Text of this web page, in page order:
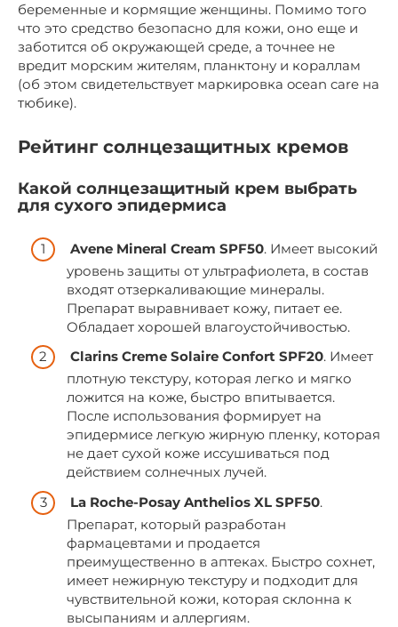
беременные и кормящие женщины. Помимо того
что это средство безопасно для кожи, оно еще и
заботится об окружающей среде, а точнее не
вредит морским жителям, планктону и кораллам
(об этом свидетельствует маркировка ocean care на
тюбике).
Рейтинг солнцезащитных кремов
Какой солнцезащитный крем выбрать
для сухого эпидермиса
Avene Mineral Cream SPF50. Имеет высокий
уровень защиты от ультрафиолета, в состав
входят отзеркаливающие минералы.
Препарат выравнивает кожу, питает ее.
Обладает хорошей влагоустойчивостью.
Clarins Creme Solaire Confort SPF20. Имеет
плотную текстуру, которая легко и мягко
ложится на коже, быстро впитывается.
После использования формирует на
эпидермисе легкую жирную пленку, которая
не дает сухой коже иссушиваться под
действием солнечных лучей.
La Roche-Posay Anthelios XL SPF50.
Препарат, который разработан
фармацевтами и продается
преимущественно в аптеках. Быстро сохнет,
имеет нежирную текстуру и подходит для
чувствительной кожи, которая склонна к
высыпаниям и аллергиям.